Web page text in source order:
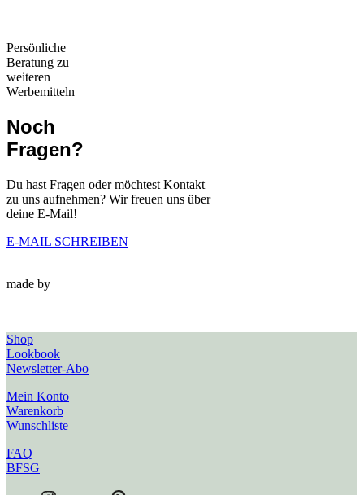
Persönliche
Beratung zu
weiteren
Werbemitteln
Noch
Fragen?
Du hast Fragen oder möchtest Kontakt
zu uns aufnehmen? Wir freuen uns über
deine E-Mail!
E-MAIL SCHREIBEN
made by
Shop
Lookbook
Newsletter-Abo
Mein Konto
Warenkorb
Wunschliste
FAQ
BFSG